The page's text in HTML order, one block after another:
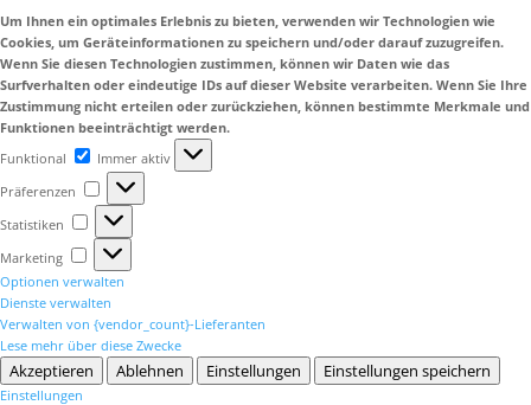
Um Ihnen ein optimales Erlebnis zu bieten, verwenden wir Technologien wie
Cookies, um Geräteinformationen zu speichern und/oder darauf zuzugreifen.
Wenn Sie diesen Technologien zustimmen, können wir Daten wie das
Surfverhalten oder eindeutige IDs auf dieser Website verarbeiten. Wenn Sie Ihre
Zustimmung nicht erteilen oder zurückziehen, können bestimmte Merkmale und
Funktionen beeinträchtigt werden.
Funktional
Immer aktiv
Präferenzen
Präferenzen
Statistiken
Statistiken
Marketing
Marketing
Optionen verwalten
Dienste verwalten
Verwalten von {vendor_count}-Lieferanten
Lese mehr über diese Zwecke
Akzeptieren Ablehnen Einstellungen Einstellungen speichern
Einstellungen